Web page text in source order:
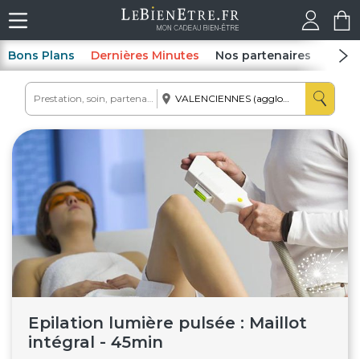
Bons Plans Dernières Minutes Nos partenaires Spas
Epilation lumière pulsée : Maillot
intégral - 45min